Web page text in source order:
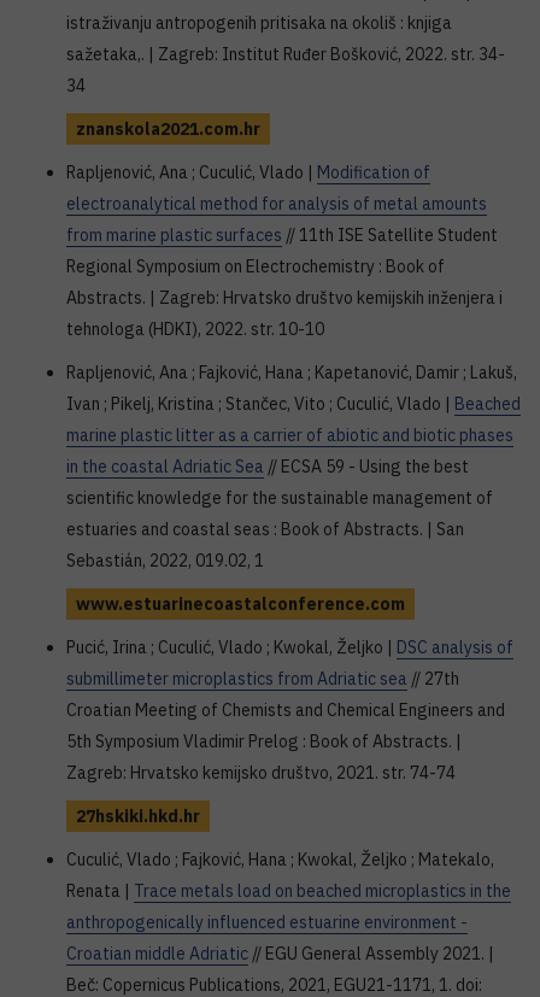
istraživanju antropogenih pritisaka na okoliš : knjiga
sažetaka,. | Zagreb: Institut Ruđer Bošković, 2022. str. 34-
34
znanskola2021.com.hr
Rapljenović, Ana ; Cuculić, Vlado | Modification of
electroanalytical method for analysis of metal amounts
from marine plastic surfaces // 11th ISE Satellite Student
Regional Symposium on Electrochemistry : Book of
Abstracts. | Zagreb: Hrvatsko društvo kemijskih inženjera i
tehnologa (HDKI), 2022. str. 10-10
Rapljenović, Ana ; Fajković, Hana ; Kapetanović, Damir ; Lakuš,
Ivan ; Pikelj, Kristina ; Stančec, Vito ; Cuculić, Vlado | Beached
marine plastic litter as a carrier of abiotic and biotic phases
in the coastal Adriatic Sea // ECSA 59 - Using the best
scientific knowledge for the sustainable management of
estuaries and coastal seas : Book of Abstracts. | San
Sebastián, 2022, 019.02, 1
www.estuarinecoastalconference.com
Pucić, Irina ; Cuculić, Vlado ; Kwokal, Željko | DSC analysis of
submillimeter microplastics from Adriatic sea // 27th
Croatian Meeting of Chemists and Chemical Engineers and
5th Symposium Vladimir Prelog : Book of Abstracts. |
Zagreb: Hrvatsko kemijsko društvo, 2021. str. 74-74
27hskiki.hkd.hr
Cuculić, Vlado ; Fajković, Hana ; Kwokal, Željko ; Matekalo,
Renata | Trace metals load on beached microplastics in the
anthropogenically influenced estuarine environment -
Croatian middle Adriatic // EGU General Assembly 2021. |
Beč: Copernicus Publications, 2021, EGU21-1171, 1. doi: